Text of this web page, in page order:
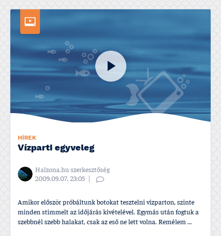
HÍREK
Ví­zparti egyveleg
Halzona.hu szerkesztőség
2009.09.07, 23:05
Amikor először próbáltunk botokat tesztelni ví­zparton, szinte
minden stimmelt az időjárás kivételével. Egymás után fogtuk a
szebbnél szebb halakat, csak az eső ne lett volna. Remélem ...